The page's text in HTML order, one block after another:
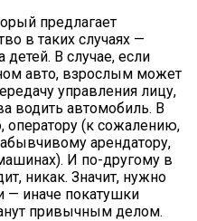
предлагает
в таких случаях —
детей. В случае, если
авто, взрослым может
управления лицу,
водить автомобиль. В
оператору (к сожалению,
арендатору,
И по-другому в
никак. Значит, нужно
— иначе покатушки
привычным делом.